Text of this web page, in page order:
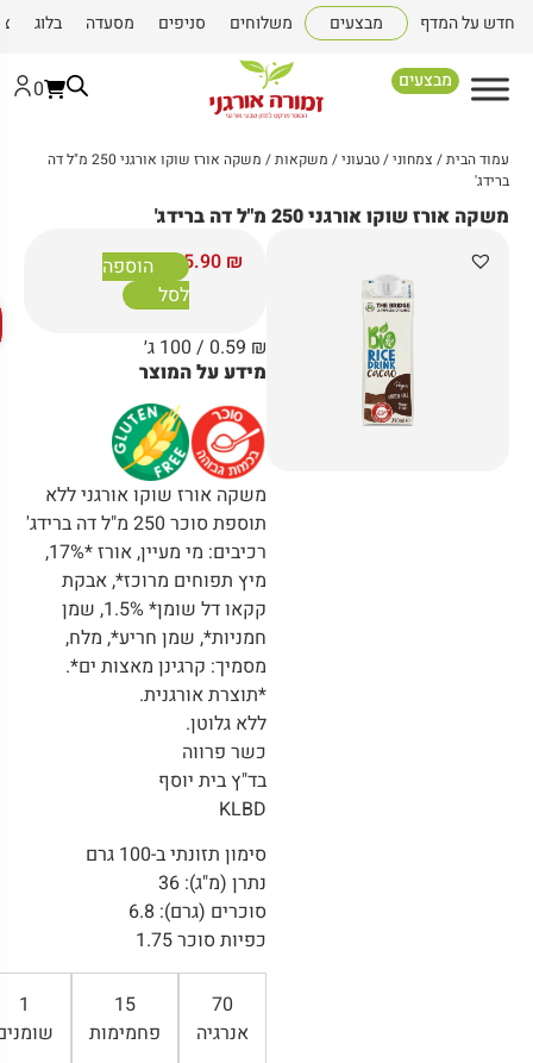
על המדף מבצעים משלוחים סניפים מסעדה בלוג
מבצעים 0
עמוד הבית/צמחוני / טבעוני/משקאות
/ משקה אורז שוקו אורגני 250 מ"ל דה
ברידג'
משקה אורז שוקו אורגני 250 מ"ל דה ברידג'
5.90
הוספה
לסל
0.59/ 100 ג׳
מידע על המוצר
משקה אורז שוקו אורגני ללא
תוספת סוכר 250 מ"ל דה ברידג'
רכיבים: מי מעיין, אורז *17%,
מיץ תפוחים מרוכז*, אבקת
קקאו דל שומן* 1.5%, שמן
חמניות*, שמן חריע*, מלח,
מסמיך: קרגינן מאצות ים*.
*תוצרת אורגנית.
ללא גלוטן.
כשר פרווה
בד"ץ בית יוסף
KLBD
סימון תזונתי ב-100 גרם
נתרן (מ"ג): 36
סוכרים (גרם): 6.8
כפיות סוכר 1.75
אנרגיה
פחמימות
שומנים